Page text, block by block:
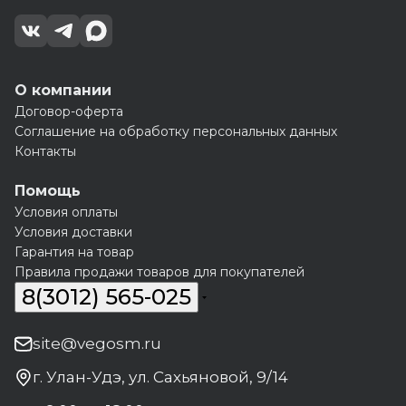
О компании
Договор-оферта
Соглашение на обработку персональных данных
Контакты
Помощь
Условия оплаты
Условия доставки
Гарантия на товар
Правила продажи товаров для покупателей
8(3012) 565-025
site@vegosm.ru
г. Улан-Удэ, ул. Сахьяновой, 9/14